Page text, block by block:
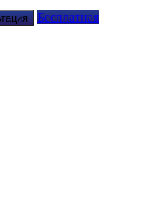
Бесплатная